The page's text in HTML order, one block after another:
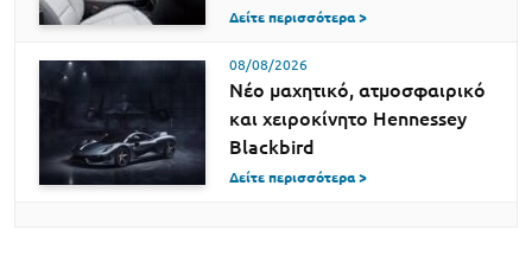
Δείτε περισσότερα >
08/08/2026
Νέο μαχητικό, ατμοσφαιρικό
και χειροκίνητο Hennessey
Blackbird
Δείτε περισσότερα >